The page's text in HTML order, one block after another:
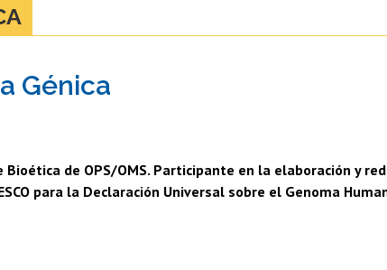
y Humanidades
Avanzados en Educación
Génica
de OPS/OMS. Participante en la elaboración y
para la Declaración Universal sobre el Genoma